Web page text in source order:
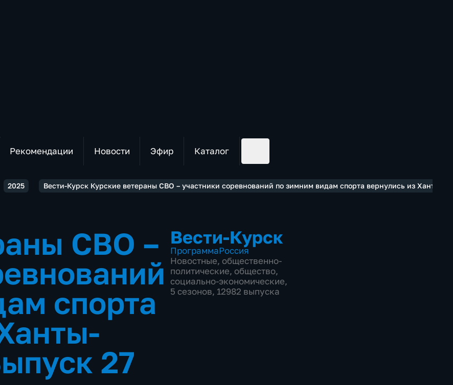
Рекомендации Новости Эфир Каталог
2025 Вести-Курск Курские ветераны СВО – участники соревнований по зимним видам спорта вернулись из Ханты-
СВО –
спорта
27
Вести-Курск
ПрограммаРоссия
Новостные, общественно-
политические, общество,
социально-экономические,
5 сезонов, 12982 выпуска